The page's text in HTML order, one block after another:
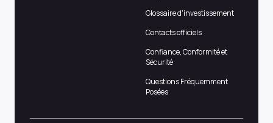
Glossaire d'investissement
Contacts officiels
Confiance, Conformité et
Sécurité
Questions Fréquemment
Posées